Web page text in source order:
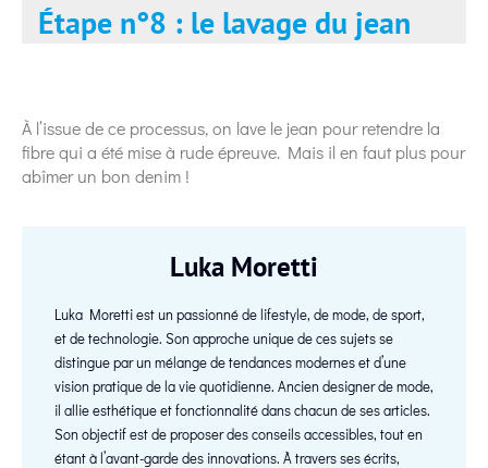
Étape n°8 : le lavage du jean
À l’issue de ce processus, on lave le jean pour retendre la
fibre qui a été mise à rude épreuve. Mais il en faut plus pour
abîmer un bon denim !
Luka Moretti
Luka Moretti est un passionné de lifestyle, de mode, de sport,
et de technologie. Son approche unique de ces sujets se
distingue par un mélange de tendances modernes et d’une
vision pratique de la vie quotidienne. Ancien designer de mode,
il allie esthétique et fonctionnalité dans chacun de ses articles.
Son objectif est de proposer des conseils accessibles, tout en
étant à l’avant-garde des innovations. À travers ses écrits,